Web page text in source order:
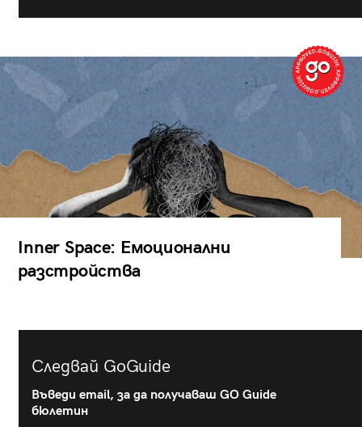
Inner Space: Емоционални
разстройства
Следвай GoGuide
Въведи email, за да получаваш GO Guide
бюлетин